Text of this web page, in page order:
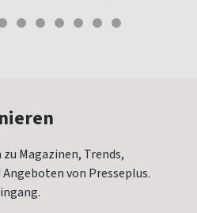
Magazinen, Trends,
von Presseplus.